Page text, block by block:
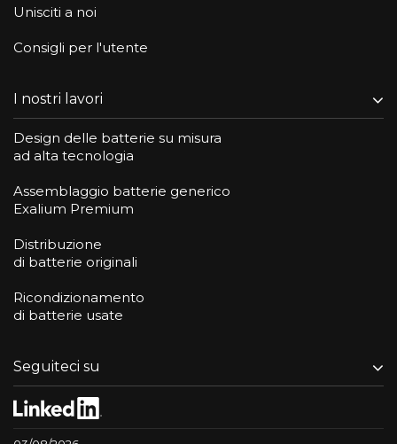
Unisciti a noi
Consigli per l'utente
I nostri lavori
Design delle batterie su misura
ad alta tecnologia
Assemblaggio batterie generico
Exalium Premium
Distribuzione
di batterie originali
Ricondizionamento
di batterie usate
Seguiteci su